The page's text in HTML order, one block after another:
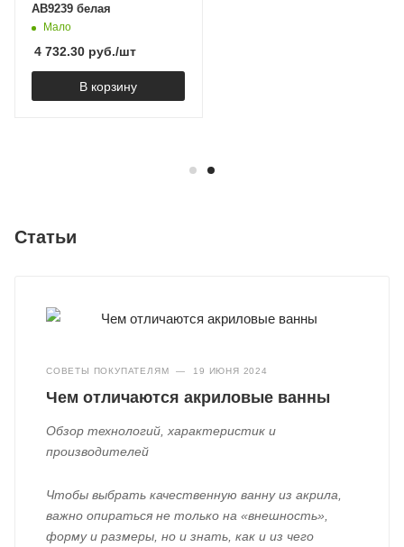
AB9239 белая
Мало
4 732.30 руб./шт
В корзину
Статьи
СОВЕТЫ ПОКУПАТЕЛЯМ — 19 ИЮНЯ 2024
Чем отличаются акриловые ванны
Обзор технологий, характеристик и
производителей
Чтобы выбрать качественную ванну из акрила,
важно опираться не только на «внешность»,
форму и размеры, но и знать, как и из чего